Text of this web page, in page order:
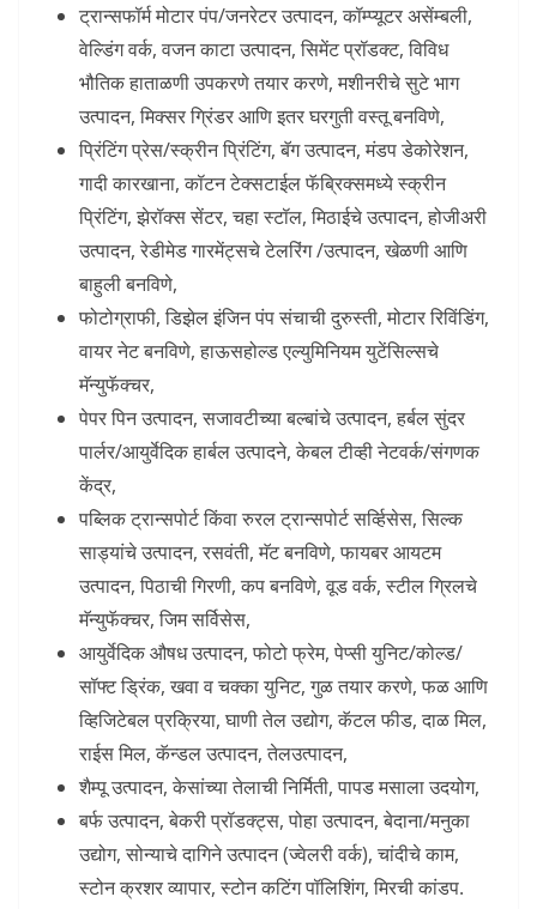
ट्रान्सफॉर्म मोटार पंप/जनरेटर उत्पादन, कॉम्प्यूटर असेंम्बली,
वेल्डिंग वर्क, वजन काटा उत्पादन, सिमेंट प्रॉडक्ट, विविध
भौतिक हाताळणी उपकरणे तयार करणे, मशीनरीचे सुटे भाग
उत्पादन, मिक्सर ग्रिंडर आणि इतर घरगुती वस्तू बनविणे,
प्रिंटिंग प्रेस/स्क्रीन प्रिंटिंग, बॅग उत्पादन, मंडप डेकोरेशन,
गादी कारखाना, कॉटन टेक्सटाईल फॅब्रिक्समध्ये स्क्रीन
प्रिंटिंग, झेरॉक्स सेंटर, चहा स्टॉल, मिठाईचे उत्पादन, होजीअरी
उत्पादन, रेडीमेड गारमेंट्सचे टेलरिंग /उत्पादन, खेळणी आणि
बाहुली बनविणे,
फोटोग्राफी, डिझेल इंजिन पंप संचाची दुरुस्ती, मोटार रिविंडिंग,
वायर नेट बनविणे, हाऊसहोल्ड एल्युमिनियम युटेंसिल्सचे
मॅन्युफॅक्चर,
पेपर पिन उत्पादन, सजावटीच्या बल्बांचे उत्पादन, हर्बल सुंदर
पार्लर/आयुर्वेदिक हार्बल उत्पादने, केबल टीव्ही नेटवर्क/संगणक
केंद्र,
पब्लिक ट्रान्सपोर्ट किंवा रुरल ट्रान्सपोर्ट सर्व्हिसेस, सिल्क
साड्यांचे उत्पादन, रसवंती, मॅट बनविणे, फायबर आयटम
उत्पादन, पिठाची गिरणी, कप बनविणे, वूड वर्क, स्टील ग्रिलचे
मॅन्युफॅक्चर, जिम सर्विसेस,
आयुर्वेदिक औषध उत्पादन, फोटो फ्रेम, पेप्सी युनिट/कोल्ड/
सॉफ्ट ड्रिंक, खवा व चक्का युनिट, गुळ तयार करणे, फळ आणि
व्हिजिटेबल प्रक्रिया, घाणी तेल उद्योग, कॅटल फीड, दाळ मिल,
राईस मिल, कॅन्डल उत्पादन, तेलउत्पादन,
शैम्पू उत्पादन, केसांच्या तेलाची निर्मिती, पापड मसाला उदयोग,
बर्फ उत्पादन, बेकरी प्रॉडक्ट्स, पोहा उत्पादन, बेदाना/मनुका
उद्योग, सोन्याचे दागिने उत्पादन (ज्वेलरी वर्क), चांदीचे काम,
स्टोन क्रशर व्यापार, स्टोन कटिंग पॉलिशिंग, मिरची कांडप.